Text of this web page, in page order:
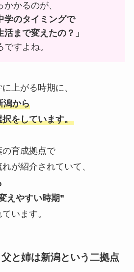
かかるのが、
学のタイミングで
活まで変えたの？」
すよね。
上がる時期に、
潟から
をしています。
育成拠点で
が紹介されていて、
えやすい時期”
います。
と姉は新潟という二拠点